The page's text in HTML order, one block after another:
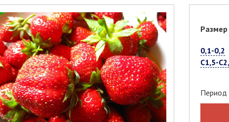
Размер
0,1-0,2
С1,5-
Период